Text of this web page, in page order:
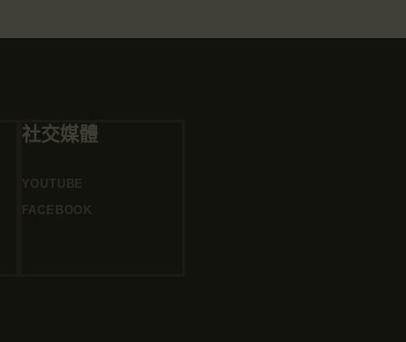
社交媒體
YOUTUBE
FACEBOOK